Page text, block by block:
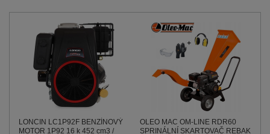
LONCIN LC1P92F BENZÍNOVÝ
MOTOR 1P92 16 k 452 cm3 /
OLEO MAC OM-LINE RDR60
SPRINÁLNÍ SKARTOVAČ REBAK